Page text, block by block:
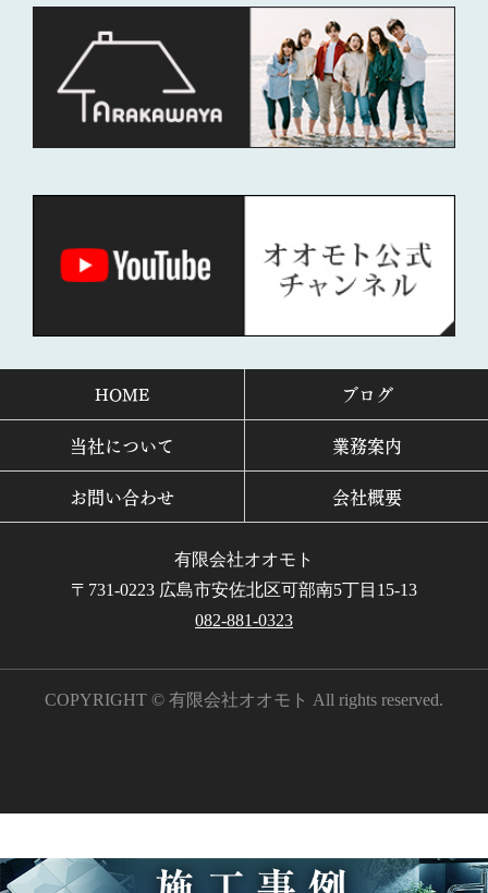
HOME
ブログ
当社について
業務案内
お問い合わせ
会社概要
有限会社オオモト
〒731-0223 広島市安佐北区可部南5丁目15-13
082-881-0323
COPYRIGHT © 有限会社オオモト All rights reserved.